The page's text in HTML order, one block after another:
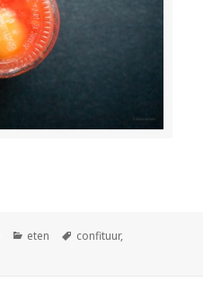
Categorieën
eten Tags
confituur,